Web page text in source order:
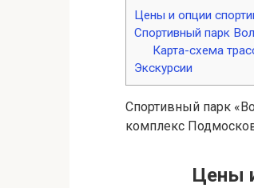
Цены и опции
Спортивный парк
Карта-схема
Экскурсии
Спортивный парк
комплекс
Цены